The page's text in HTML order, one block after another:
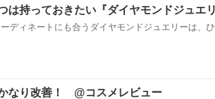
は持っておきたい『ダイヤモンドジュエリ
ディネートにも合うダイヤモンドジュエリーは、
なり改善！ @コスメレビュー